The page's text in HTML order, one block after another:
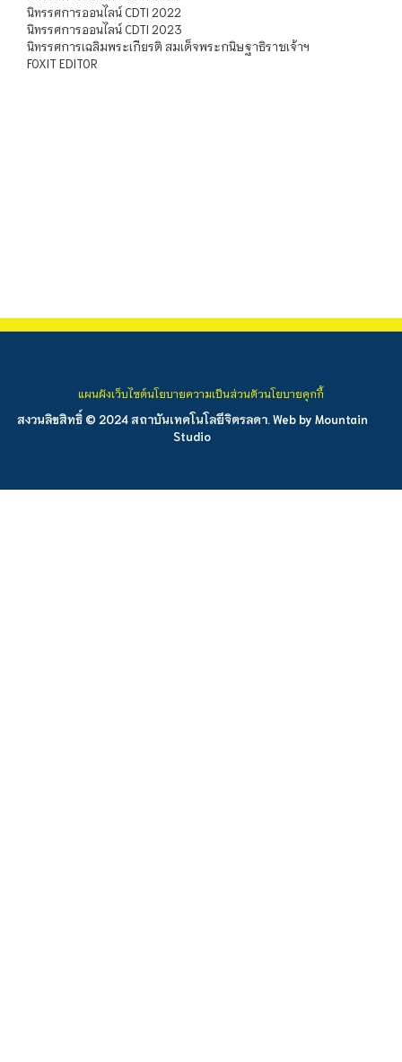
นิทรรศการออนไลน์ CDTI 2022
นิทรรศการออนไลน์ CDTI 2023
นิทรรศการเฉลิมพระเกียรติ สมเด็จพระกนิษฐาธิราชเจ้าฯ
FOXIT EDITOR
สงวนลิขสิทธิ์ © 2024 สถาบันเทคโนโลยีจิตรลดา. Web by Mountain
Studio
แผนผังเว็บไซต์นโยบายความเป็นส่วนตัวนโยบายคุกกี้